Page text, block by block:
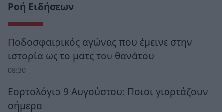
Ροή Ειδήσεων
Ποδοσφαιρικός αγώνας που έμεινε στην
ιστορία ως το ματς του θανάτου
08:30
Εορτολόγιο 9 Αυγούστου: Ποιοι γιορτάζουν
σήμερα